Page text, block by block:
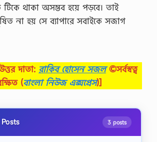
টিকে থাকা অসম্ভব হয়ে পড়বে। তাই
না হয় সে ব্যাপারে সবাইকে সজাগ
দাতা: রাকিব হোসেন সজল ©সর্বস্বত্ব
(বাংলা নিউজ এক্সপ্রেস)]
3 posts